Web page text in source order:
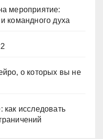
мероприятие:
командного духа
о которых вы не
исследовать